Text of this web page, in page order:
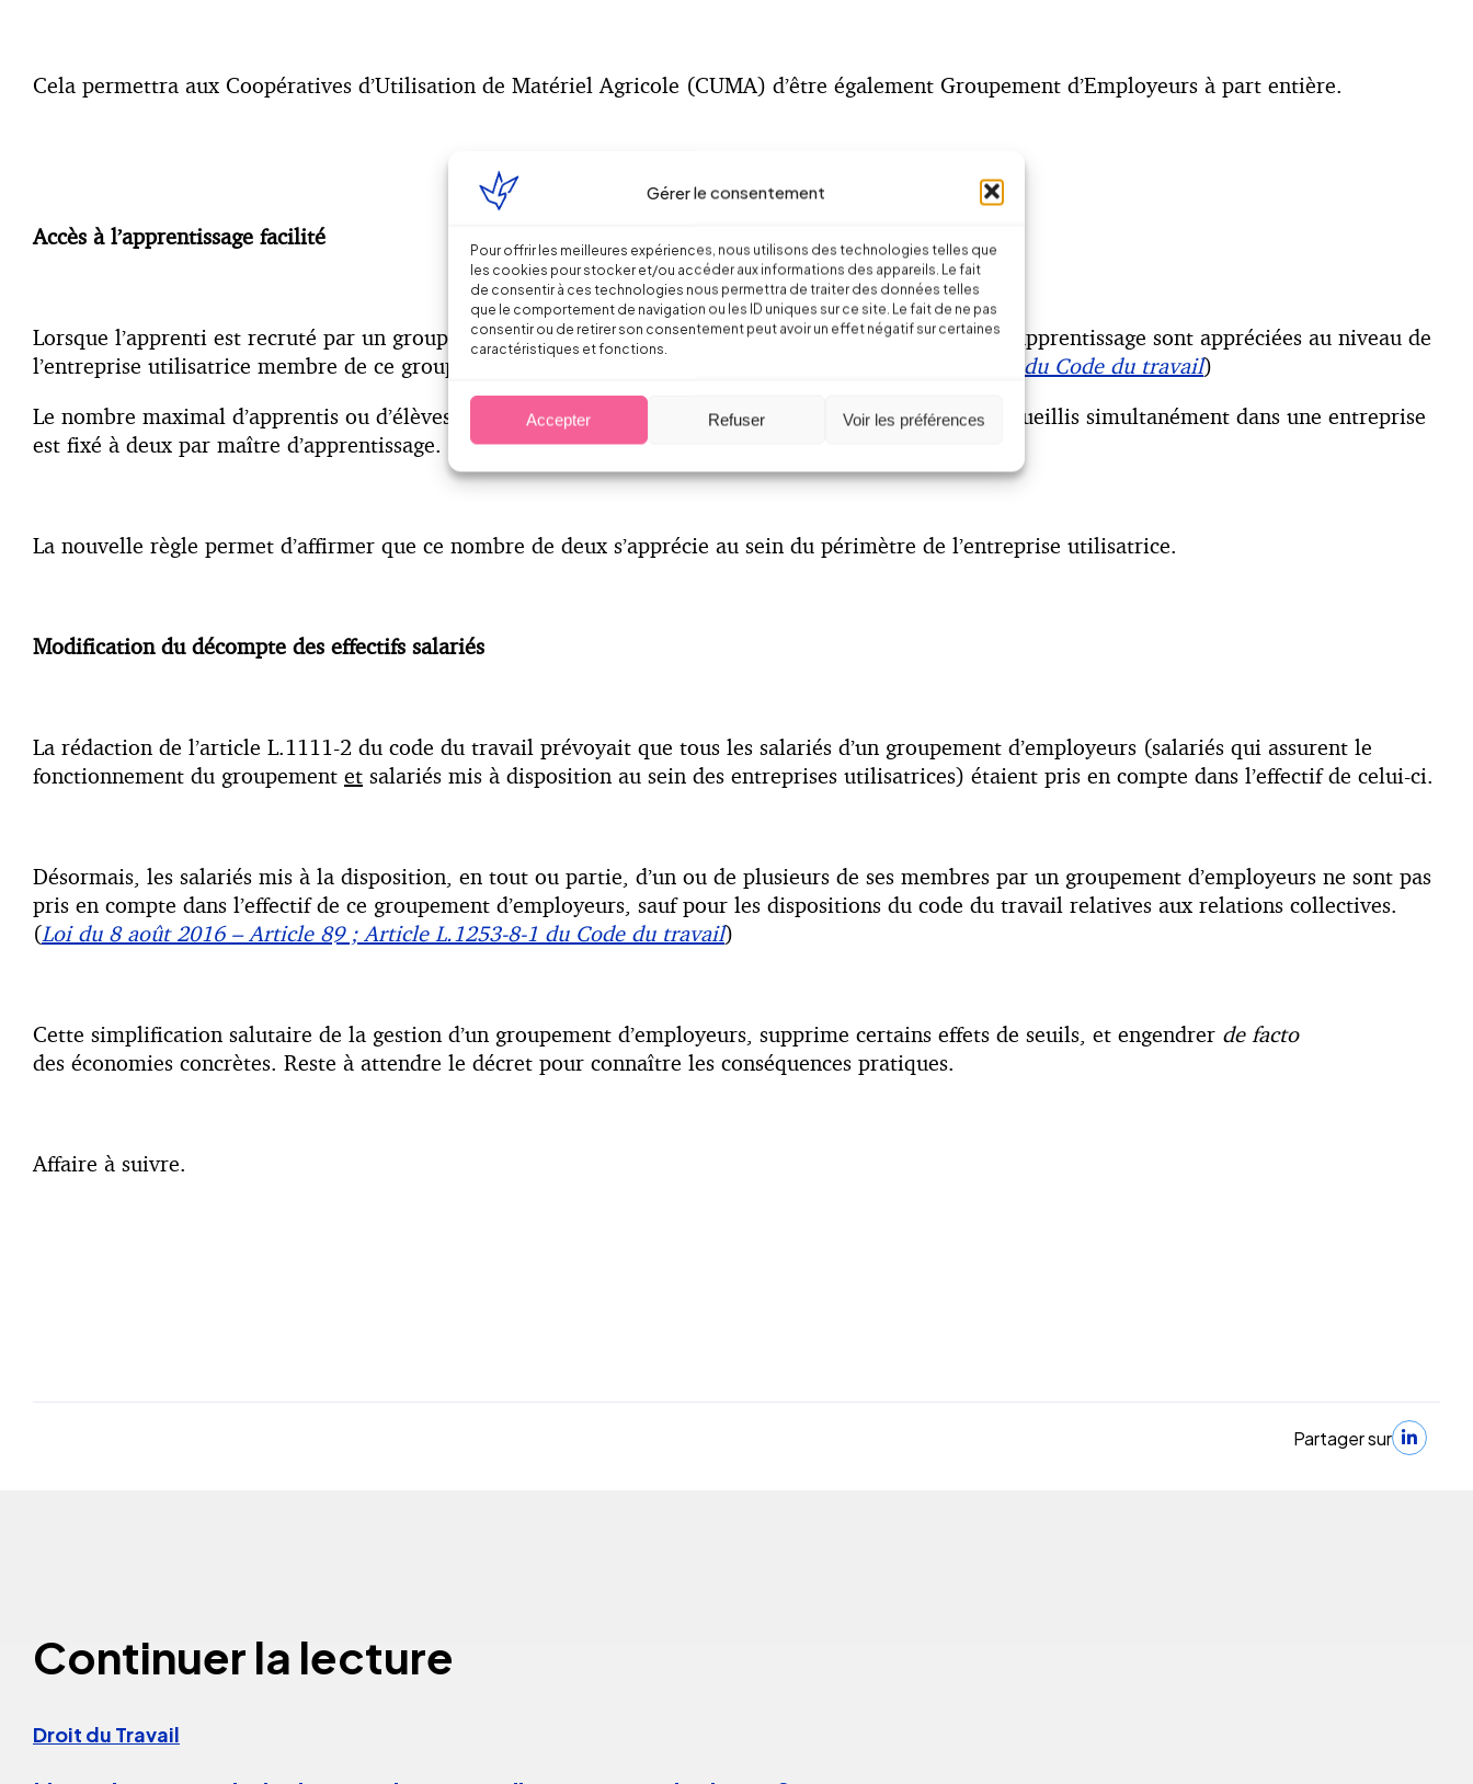
Gérer le consentement
Pour offrir les meilleures expériences, nous utilisons des technologies telles que
les cookies pour stocker et/ou accéder aux informations des appareils. Le fait
de consentir à ces technologies nous permettra de traiter des données telles
que le comportement de navigation ou les ID uniques sur ce site. Le fait de ne pas
consentir ou de retirer son consentement peut avoir un effet négatif sur certaines
caractéristiques et fonctions.
Accepter Refuser Voir les préférences
Cela permettra aux Coopératives d’Utilisation de Matériel Agricole (CUMA) d’être également Groupement d’Employeurs à part entière.
Accès à l’apprentissage facilité
Lorsque l’apprenti est recruté par un groupement d’employeurs, les dispositions relatives au maître d’apprentissage sont appréciées au niveau de
l’entreprise utilisatrice membre de ce groupement. (
Loi du 8 août 2016 – Article 91 ; Article L.6223-5 du Code du travail)
Le nombre maximal d’apprentis ou d’élèves de classes préparatoires à l’apprentissage pouvant être accueillis simultanément dans une entreprise
est fixé à deux par maître d’apprentissage. (
Article R.6223-6 du Code du travail
La nouvelle règle permet d’affirmer que ce nombre de deux s’apprécie au sein du périmètre de l’entreprise utilisatrice.
Modification du décompte des effectifs salariés
La rédaction de l’article L.1111-2 du code du travail prévoyait que tous les salariés d’un groupement d’employeurs (salariés qui assurent le
fonctionnement du groupement et salariés mis à disposition au sein des entreprises utilisatrices) étaient pris en compte dans l’effectif de celui-ci.
Désormais, les salariés mis à la disposition, en tout ou partie, d’un ou de plusieurs de ses membres par un groupement d’employeurs ne sont pas
pris en compte dans l’effectif de ce groupement d’employeurs, sauf pour les dispositions du code du travail relatives aux relations collectives.
(Loi du 8 août 2016 – Article 89 ; Article L.1253-8-1 du Code du travail)
Cette simplification salutaire de la gestion d’un groupement d’employeurs, supprime certains effets de seuils, et engendrer de facto
des économies concrètes. Reste à attendre le décret pour connaître les conséquences pratiques.
Affaire à suivre.
Partager sur
Continuer la lecture
Droit du Travail